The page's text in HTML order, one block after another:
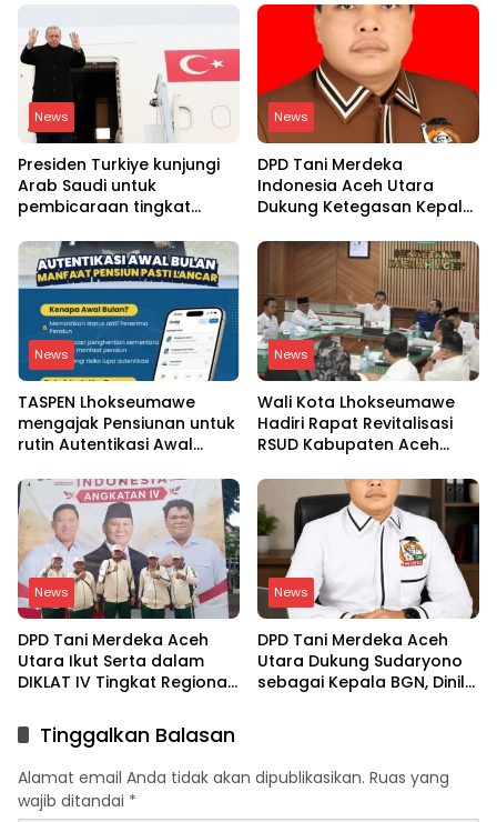
News
Presiden Turkiye kunjungi
Arab Saudi untuk
pembicaraan tingkat
mahkota Saudi dan PM
Pakistan
News
DPD Tani Merdeka
Indonesia Aceh Utara
Dukung Ketegasan Kepala
SPPG
News
TASPEN Lhokseumawe
mengajak Pensiunan untuk
rutin Autentikasi Awal
Pensiun tetap Lancar
News
Wali Kota Lhokseumawe
Hadiri Rapat Revitalisasi
RSUD Kabupaten Aceh
Kepemilikan RSU Cut
Meutia
News
DPD Tani Merdeka Aceh
Utara Ikut Serta dalam
DIKLAT IV Tingkat Regional
News
DPD Tani Merdeka Aceh
Utara Dukung Sudaryono
sebagai Kepala BGN, Dinilai
Tinggalkan Balasan
Alamat email Anda tidak akan dipublikasikan. Ruas yang
wajib ditandai *